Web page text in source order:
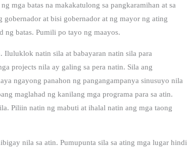
mga batas na makakatulong sa pangkaramihan at sa
at bisi gobernador at ng mayor ng ating
ng batas. Pumili po tayo ng maayos.
natin sila at babayaran natin sila para
projects nila ay galing sa pera natin. Sila ang
ngayong panahon ng pangangampanya sinusuyo nila
maglahad ng kanilang mga programa para sa atin.
Piliin natin ng mabuti at ihalal natin ang mga taong
nila sa atin. Pumupunta sila sa ating mga lugar hindi